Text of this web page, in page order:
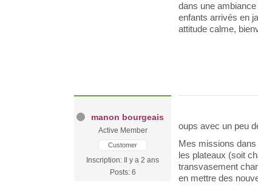
dans une
enfants arrivés en
attitude calme,
manon bourgeais
Active Member
Customer
Inscription: Il y a 2 ans
Posts: 6
oups avec un peu
Mes missions
les plateaux (soit
transvasement
en mettre des